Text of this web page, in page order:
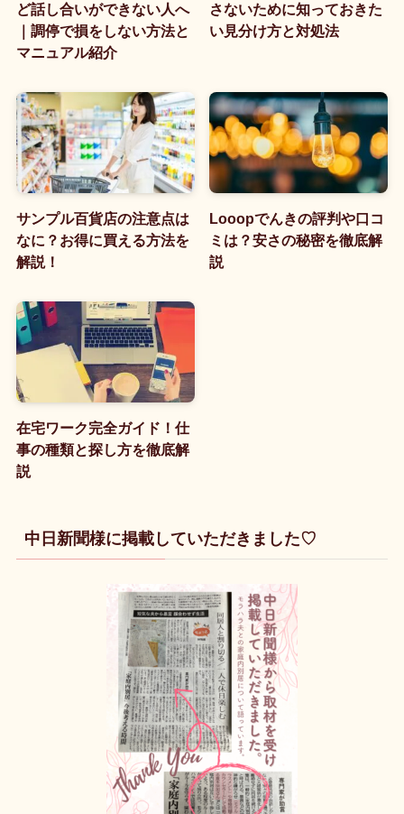
ど話し合いができない人へ
｜調停で損をしない方法と
マニュアル紹介
さないために知っておきた
い見分け方と対処法
サンプル百貨店の注意点は
なに？お得に買える方法を
解説！
Looopでんきの評判や口コ
ミは？安さの秘密を徹底解
説
在宅ワーク完全ガイド！仕
事の種類と探し方を徹底解
説
中日新聞様に掲載していただきました♡